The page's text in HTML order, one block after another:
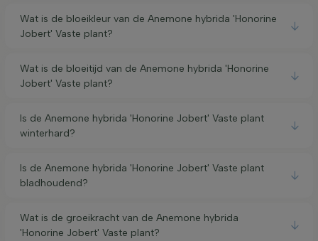
Wat is de bloeikleur van de Anemone hybrida 'Honorine
Jobert' Vaste plant?
Wat is de bloeitijd van de Anemone hybrida 'Honorine
Jobert' Vaste plant?
Is de Anemone hybrida 'Honorine Jobert' Vaste plant
winterhard?
Is de Anemone hybrida 'Honorine Jobert' Vaste plant
bladhoudend?
Wat is de groeikracht van de Anemone hybrida
'Honorine Jobert' Vaste plant?